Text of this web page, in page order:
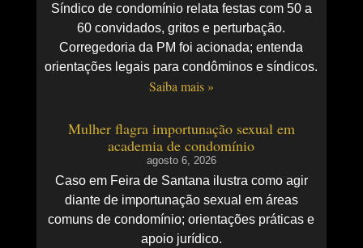
Síndico de condomínio relata festas com 50 a
60 convidados, gritos e perturbação.
Corregedoria da PM foi acionada; entenda
orientações legais para condôminos e síndicos.
Saiba mais »
Mulher flagra importunação sexual em
academia de condomínio
agosto 6, 2026
Caso em Feira de Santana ilustra como agir
diante de importunação sexual em áreas
comuns de condomínio; orientações práticas e
apoio jurídico.